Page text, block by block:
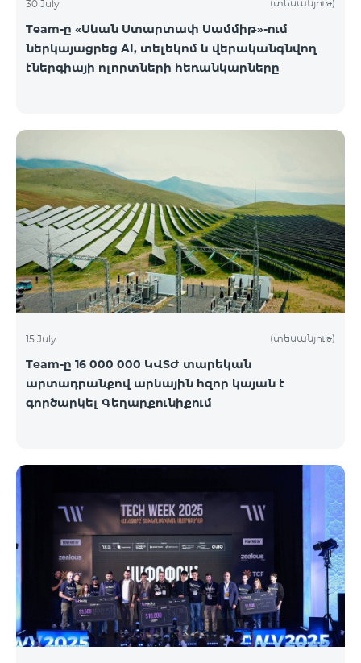
30 July (տեսանյութ)
Team-ը «Սևան Ստարտափ Սամմիթ»-ում
ներկայացրեց AI, տելեկոմ և վերականգնվող
էներգիայի ոլորտների հեռանկարները
15 July (տեսանյութ)
Team-ը 16 000 000 ԿՎՏԺ տարեկան
արտադրանքով արևային հզոր կայան է
գործարկել Գեղարքունիքում